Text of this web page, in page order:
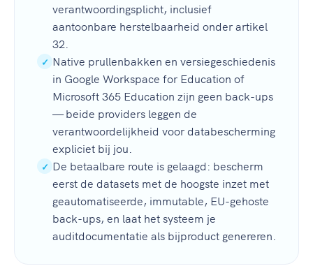
verantwoordingsplicht, inclusief
aantoonbare herstelbaarheid onder artikel
32.
✓ Native prullenbakken en versiegeschiedenis
in Google Workspace for Education of
Microsoft 365 Education zijn geen back-ups
— beide providers leggen de
verantwoordelijkheid voor databescherming
expliciet bij jou.
✓ De betaalbare route is gelaagd: bescherm
eerst de datasets met de hoogste inzet met
geautomatiseerde, immutable, EU-gehoste
back-ups, en laat het systeem je
auditdocumentatie als bijproduct genereren.